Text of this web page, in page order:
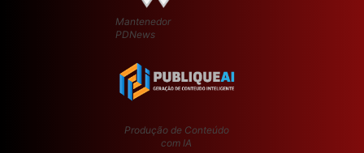
Mantenedor
PDNews
Produção de Conteúdo
com IA